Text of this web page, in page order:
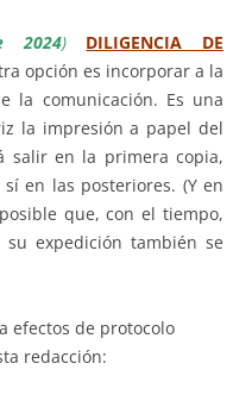
2024)
DILIGENCIA DE
opción es incorporar a la
la comunicación. Es una
la impresión a papel del
salir en la primera copia,
en las posteriores. (Y en
que, con el tiempo,
expedición también se
efectos de protocolo
redacción: